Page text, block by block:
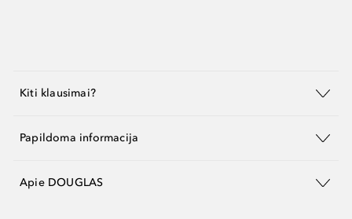
Kiti klausimai?
Papildoma informacija
Apie DOUGLAS